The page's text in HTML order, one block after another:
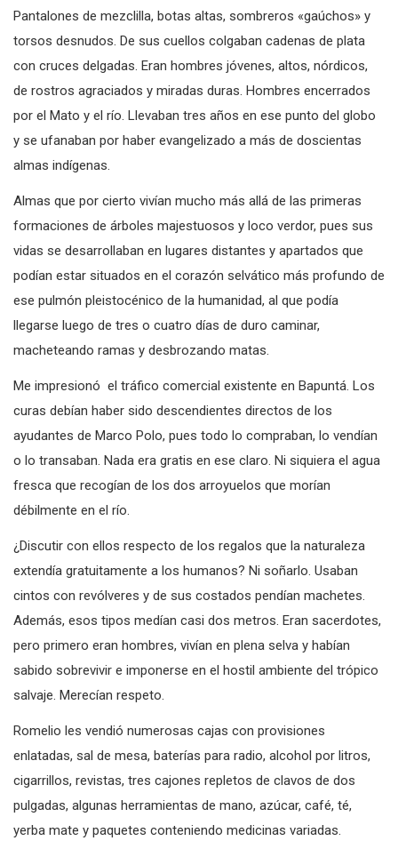
Pantalones de mezclilla, botas altas, sombreros «gaúchos» y
torsos desnudos. De sus cuellos colgaban cadenas de plata
con cruces delgadas. Eran hombres jóvenes, altos, nórdicos,
de rostros agraciados y miradas duras. Hombres encerrados
por el Mato y el río. Llevaban tres años en ese punto del globo
y se ufanaban por haber evangelizado a más de doscientas
almas indígenas.
Almas que por cierto vivían mucho más allá de las primeras
formaciones de árboles majestuosos y loco verdor, pues sus
vidas se desarrollaban en lugares distantes y apartados que
podían estar situados en el corazón selvático más profundo de
ese pulmón pleistocénico de la humanidad, al que podía
llegarse luego de tres o cuatro días de duro caminar,
macheteando ramas y desbrozando matas.
Me impresionó el tráfico comercial existente en Bapuntá. Los
curas debían haber sido descendientes directos de los
ayudantes de Marco Polo, pues todo lo compraban, lo vendían
o lo transaban. Nada era gratis en ese claro. Ni siquiera el agua
fresca que recogían de los dos arroyuelos que morían
débilmente en el río.
¿Discutir con ellos respecto de los regalos que la naturaleza
extendía gratuitamente a los humanos? Ni soñarlo. Usaban
cintos con revólveres y de sus costados pendían machetes.
Además, esos tipos medían casi dos metros. Eran sacerdotes,
pero primero eran hombres, vivían en plena selva y habían
sabido sobrevivir e imponerse en el hostil ambiente del trópico
salvaje. Merecían respeto.
Romelio les vendió numerosas cajas con provisiones
enlatadas, sal de mesa, baterías para radio, alcohol por litros,
cigarrillos, revistas, tres cajones repletos de clavos de dos
pulgadas, algunas herramientas de mano, azúcar, café, té,
yerba mate y paquetes conteniendo medicinas variadas.